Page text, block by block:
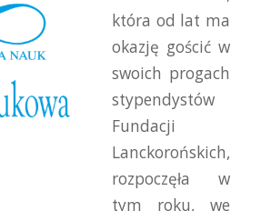
która od lat ma
okazję gościć w
swoich progach
stypendystów
Fundacji
Lanckorońskich,
rozpoczęła w
tym roku, we